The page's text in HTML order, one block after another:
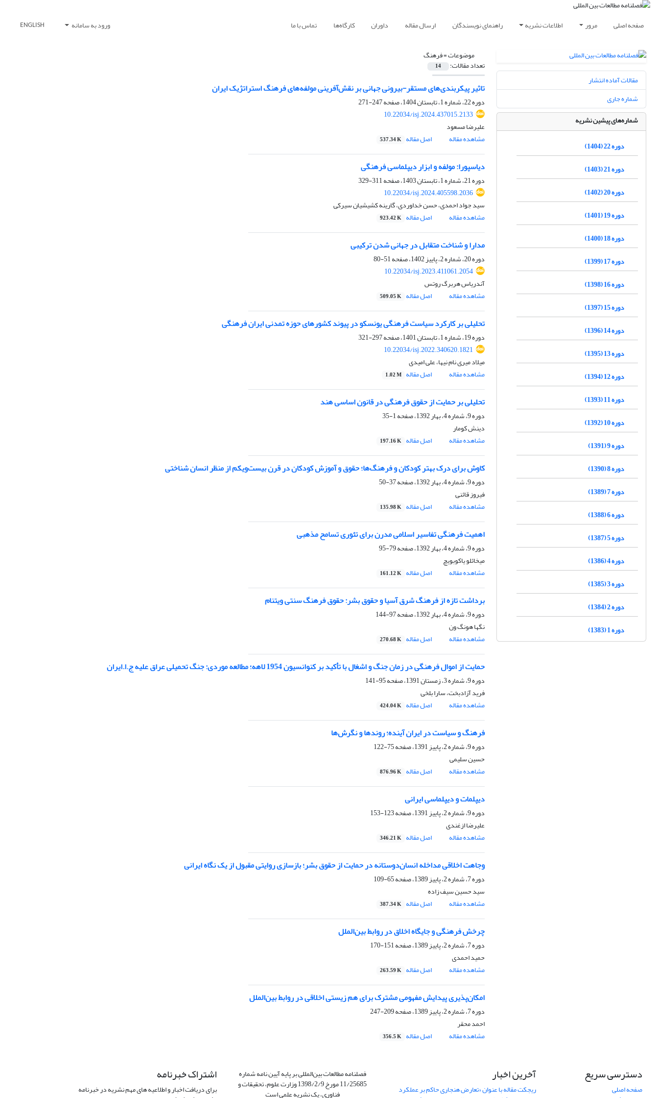
صفحه اصلی مرور اطلاعات نشریه راهنمای نویسندگان ارسال مقاله داوران کارگاه‌ها تماس با ما ورود به سامانه ENGLISH
موضوعات =فرهنگ
تعداد مقالات: 14
تاثیر پیکربندی‌های مستقر-بیرونی جهانی بر نقش‌آفرینی مولفه‌های فرهنگ استراتژیک ایران
دوره 22، شماره 1، تابستان 1404، صفحه
247-271
10.22034/isj.2024.437015.2133
علیرضا مسعود
مشاهده مقاله
اصل مقاله 537.34 K
دیاسپورا: مولفه و ابزار دیپلماسی فرهنگی
دوره 21، شماره 1، تابستان 1403، صفحه
311-329
10.22034/isj.2024.405598.2036
سید جواد احمدی، حسن خداوردی، گارینه کشیشیان سیرکی
مشاهده مقاله
اصل مقاله 923.42 K
مدارا و شناخت متقابل در جهانی شدن ترکیبی
دوره 20، شماره 2، پاییز 1402، صفحه
51-80
10.22034/isj.2023.411061.2054
آندریاس هربرگ روتس
مشاهده مقاله
اصل مقاله 509.05 K
تحلیلی بر کارکرد سیاست فرهنگی یونسکو در پیوند کشورهای حوزه تمدنی ایران فرهنگی
دوره 19، شماره 1، تابستان 1401، صفحه
297-321
10.22034/isj.2022.340620.1821
میلاد میری نام نیها، علی امیدی
مشاهده مقاله
اصل مقاله 1.02 M
تحلیلی بر حمایت از حقوق فرهنگی در قانون اساسی هند
دوره 9، شماره 4، بهار 1392، صفحه
1-35
دینش کومار
مشاهده مقاله
اصل مقاله 197.16 K
کاوش برای درک بهتر کودکان و فرهنگ‌ها؛ حقوق و آموزش کودکان در قرن بیست‌و‌یکم از منظر انسان شناختی
دوره 9، شماره 4، بهار 1392، صفحه
37-50
فیروز قائنی
مشاهده مقاله
اصل مقاله 135.98 K
اهمیت فرهنگی تفاسیر اسلامی مدرن برای تئوری تسامح مذهبی
دوره 9، شماره 4، بهار 1392، صفحه
79-95
میخائلو یاکوبویچ
مشاهده مقاله
اصل مقاله 161.12 K
برداشت تازه از فرهنگ شرق آسیا و حقوق بشر: حقوق فرهنگ سنتی ویتنام
دوره 9، شماره 4، بهار 1392، صفحه
97-144
نگها هونگ ون
مشاهده مقاله
اصل مقاله 270.68 K
حمایت از اموال فرهنگی در زمان جنگ و اشغال با تأکید بر کنوانسیون 1954 لاهه؛ مطالعه موردی: جنگ تحمیلی عراق علیه ج.ا.ایران
دوره 9، شماره 3، زمستان 1391، صفحه
95-141
فرید آزادبخت، سارا بلخی
مشاهده مقاله
اصل مقاله 424.04 K
فرهنگ و سیاست در ایران آینده؛ روندها و نگرش‌ها
دوره 9، شماره 2، پاییز 1391، صفحه
75-122
حسین سلیمی
مشاهده مقاله
اصل مقاله 876.96 K
دیپلمات و دیپلماسی ایرانی
دوره 9، شماره 2، پاییز 1391، صفحه
123-153
علیرضا ازغندی
مشاهده مقاله
اصل مقاله 346.21 K
وجاهت اخلاقی مداخله انسان‌دوستانه در حمایت از حقوق بشر؛ بازسازی روایتی مقبول از یک نگاه ایرانی
دوره 7، شماره 2، پاییز 1389، صفحه
65-109
سید حسین سیف زاده
مشاهده مقاله
اصل مقاله 387.34 K
چرخش فرهنگی و جایگاه اخلاق در روابط بین‌الملل
دوره 7، شماره 2، پاییز 1389، صفحه
151-170
حمید احمدی
مشاهده مقاله
اصل مقاله 263.59 K
امکان‌پذیری پیدایش مفهومی مشترک برای هم زیستی اخلاقی در روابط بین‌الملل
دوره 7، شماره 2، پاییز 1389، صفحه
209-247
احمد محقر
مشاهده مقاله
اصل مقاله 356.5 K
مقالات آماده انتشار
شماره جاری
شماره‌های پیشین نشریه
دوره 22 (1404)
دوره 21 (1403)
دوره 20 (1402)
دوره 19 (1401)
دوره 18 (1400)
دوره 17 (1399)
دوره 16 (1398)
دوره 15 (1397)
دوره 14 (1396)
دوره 13 (1395)
دوره 12 (1394)
دوره 11 (1393)
دوره 10 (1392)
دوره 9 (1391)
دوره 8 (1390)
دوره 7 (1389)
دوره 6 (1388)
دوره 5 (1387)
دوره 4 (1386)
دوره 3 (1385)
دوره 2 (1384)
دوره 1 (1383)
دسترسی سریع
صفحه اصلی
آخرین اخبار
ریجکت مقاله با عنوان «تعارض هنجاری حاکم بر عملکرد
فصلنامه مطالعات بین‌المللی بر پایه آیین نامه شماره
11/25685 مورخ 1398/2/9 وزارت علوم، تحقیقات و
فناوری، یک نشریه علمی است
اشتراک خبرنامه
برای دریافت اخبار و اطلاعیه های مهم نشریه در خبرنامه